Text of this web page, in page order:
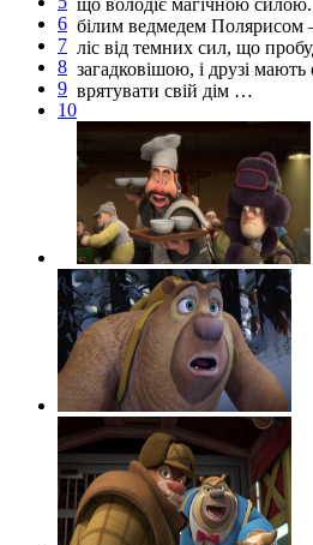
6
7
8
9
10
білим ведмедем Полярисом
ліс від темних сил, що
загадковішою, і друзі
врятувати свій дім …